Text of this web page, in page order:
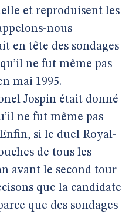
et reproduisent les
nous
en tête des sondages
ne fut même pas
mai 1995.
Jospin était donné
ne fut même pas
si le duel Royal-
de tous les
avant le second tour
que la candidate
que des sondages